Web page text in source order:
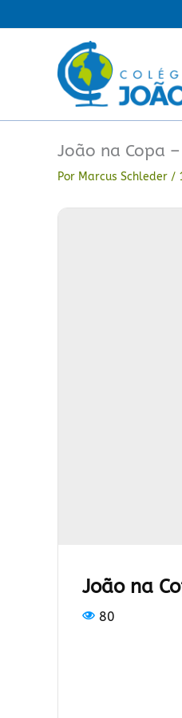
para
João na Copa
Por Marcus Schleder /
João na
80